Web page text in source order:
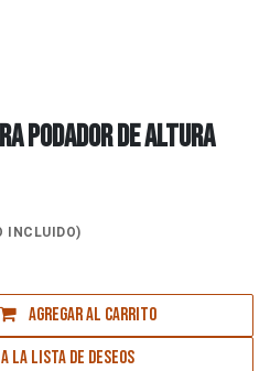
PODADOR DE ALTURA
INCLUIDO)
Agregar al carrito
la lista de deseos